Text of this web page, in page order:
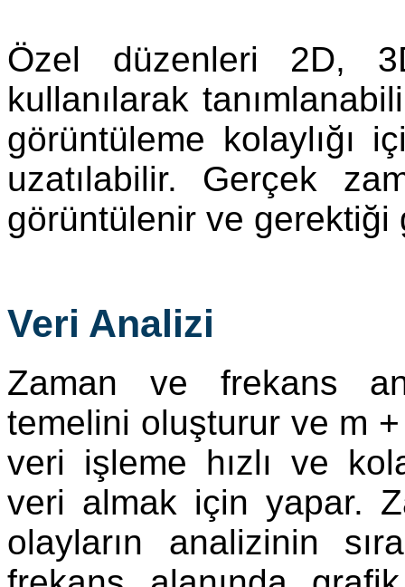
Özel düzenleri 2D,
kullanılarak
görüntüleme kolaylığı
uzatılabilir. Gerçek
görüntülenir ve gerektiği
Veri Analizi
Zaman ve frekans
temelini oluşturur ve m
veri işleme hızlı ve
veri almak için yapar.
olayların analizinin